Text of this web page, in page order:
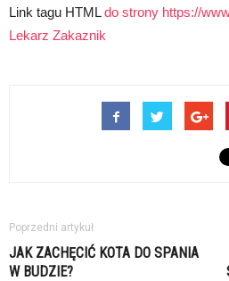
Link tagu HTMLdo strony https://
Lekarz Zakaznik
Poprzedni artykuł
JAK ZACHĘCIĆ KOTA DO SPANIA
W BUDZIE?